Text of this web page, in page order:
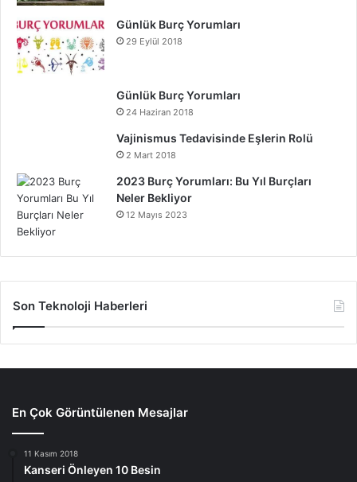
Günlük Burç Yorumları
29 Eylül 2018
Günlük Burç Yorumları
24 Haziran 2018
Vajinismus Tedavisinde Eşlerin Rolü
2 Mart 2018
2023 Burç Yorumları: Bu Yıl Burçları
Neler Bekliyor
12 Mayıs 2023
Son Teknoloji Haberleri
En Çok Görüntülenen Mesajlar
11 Kasım 2018
Kanseri Önleyen 10 Besin